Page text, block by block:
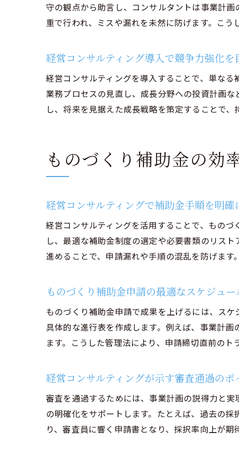
実
経
守の観点から助言し、コンサルタントは事業計
重で行われ、ミスや漏れを未然に防げます。こう
経営コンサルティング導入で競争力強化を
経営コンサルティングを導入することで、単な
業務プロセスの見直し、成長分野への投資計画
し、将来を見据えた成長戦略を策定することで、
ものづくり補助金の効
経営コンサルティングで補助金手順を明確
経営コンサルティングを活用することで、もの
し、最適な補助金制度の選定や必要書類のリス
進めることで、申請漏れや手順の混乱を防げます
ものづくり補助金申請の最適なスケジュ
ものづくり補助金申請で成果を上げるには、ス
具体的な進行表を作成します。例えば、事業計
ます。こうした管理法により、申請締切直前のト
経営コンサルティングが示す審査通過のポ
審査を通過するためには、事業計画の説得力と
の明確化をサポートします。たとえば、過去の
り、審査員に響く申請書となり、採択率向上が期